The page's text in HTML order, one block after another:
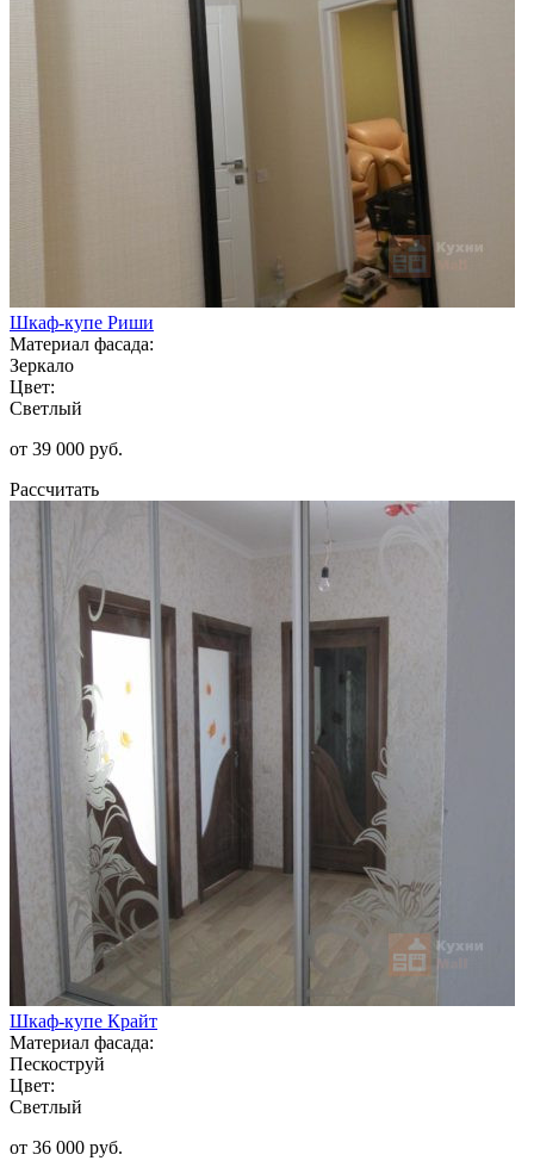
Шкаф-купе Риши
Материал фасада:
Зеркало
Цвет:
Светлый
от 39 000 руб.
Рассчитать
Шкаф-купе Крайт
Материал фасада:
Пескоструй
Цвет:
Светлый
от 36 000 руб.